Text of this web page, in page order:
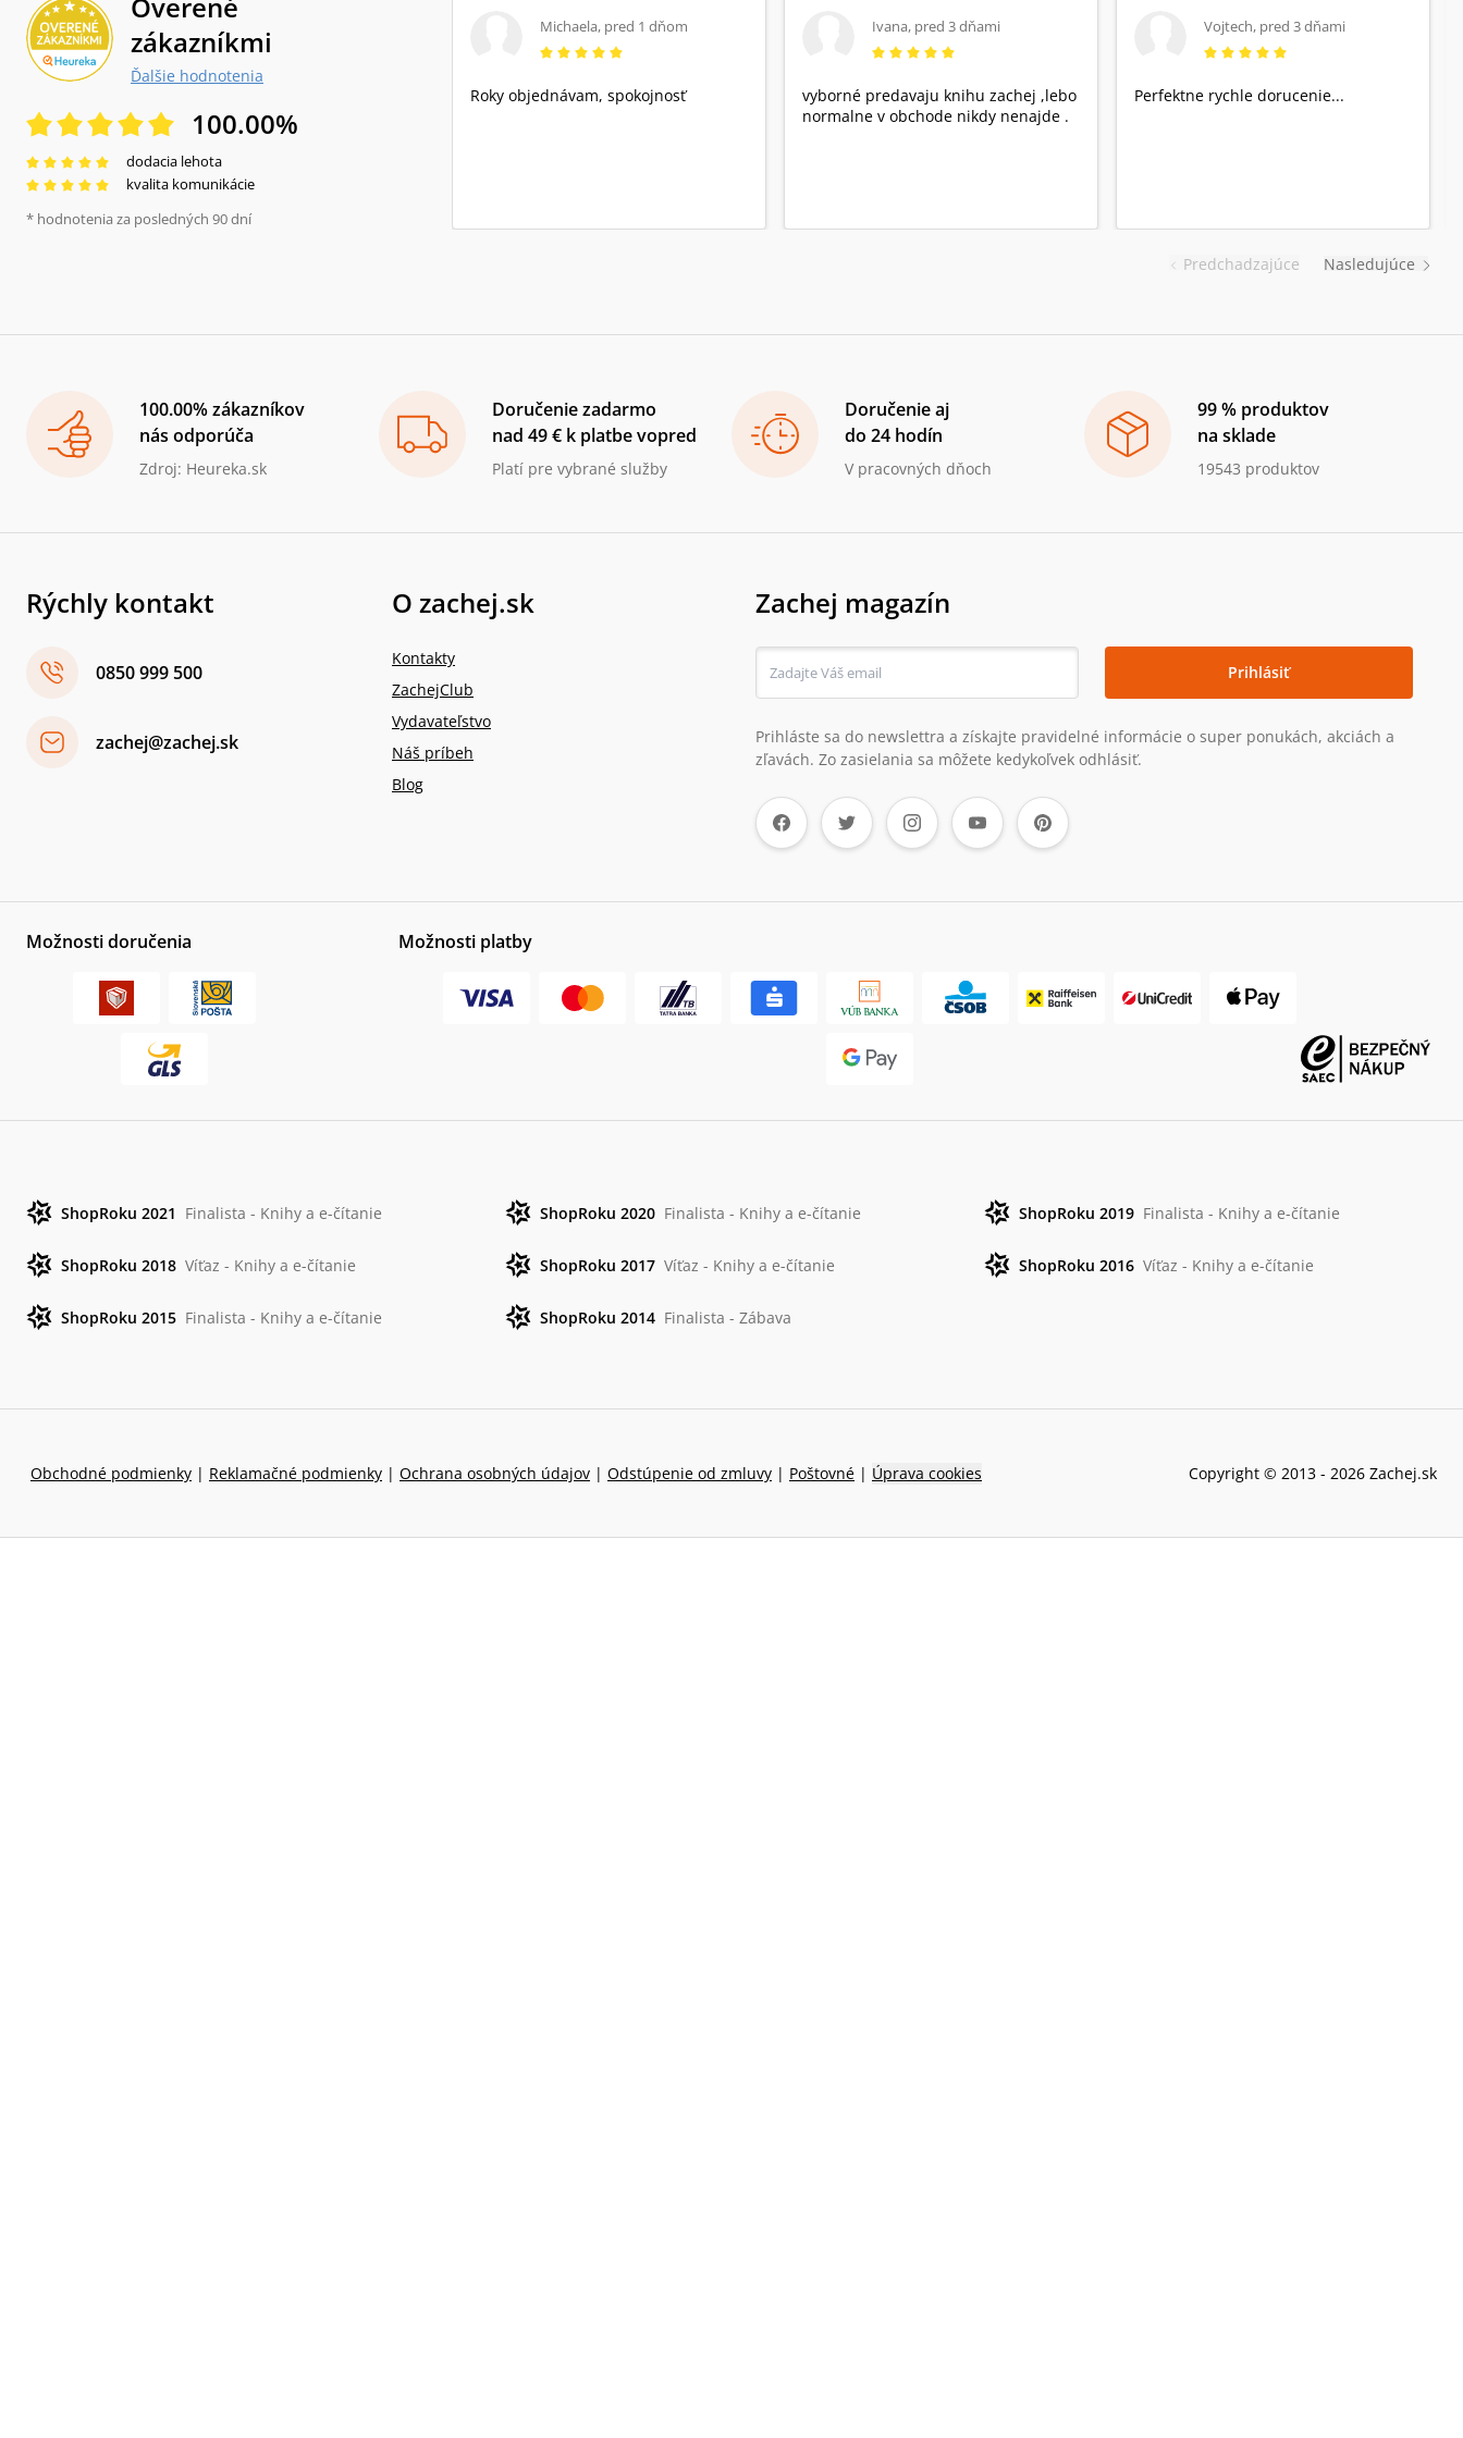
domácího odboje či partyzánského hnutí.
Chce jen několika osobními vzpomínkami
dějin...Vzpomínají PhDr. Jan Ondrovčák (autor
komentáře), pplk. v zál. Vasil Kiš, Adolf Starý,
Overené
zákazníkmi
Ďalšie hodnotenia
100.00%
dodacia lehota
kvalita komunikácie
* hodnotenia za posledných 90 dní
Predchadzajúce
Michaela, pred 1 dňom
Roky objednávam, spokojnosť
Ivana, pred 3 dňami
vyborné predavaju knihu zachej ,lebo
normalne v obchode nikdy nenajde .
Vojtech, pred 3 dňami
Perfektne rychle dorucenie...
Nasledujúce
100.00% zákazníkov
nás odporúča
Zdroj: Heureka.sk
Doručenie zadarmo
nad 49 € k platbe vopred
Platí pre vybrané služby
Doručenie aj
do 24 hodín
V pracovných dňoch
99 % produktov
na sklade
19543 produktov
Rýchly kontakt
0850 999 500
zachej@zachej.sk
O zachej.sk
Kontakty
ZachejClub
Vydavateľstvo
Náš príbeh
Blog
Zachej magazín
Prihlásiť
Prihláste sa do newslettra a získajte pravidelné informácie o super ponukách, akciách a
zľavách. Zo zasielania sa môžete kedykoľvek odhlásiť.
Možnosti doručenia Možnosti platby
ShopRoku 2021 Finalista - Knihy a e-čítanie ShopRoku 2020 Finalista - Knihy a e-čítanie ShopRoku 2019 Finalista - Knihy a e-čítanie
ShopRoku 2018 Víťaz - Knihy a e-čítanie ShopRoku 2017 Víťaz - Knihy a e-čítanie ShopRoku 2016 Víťaz - Knihy a e-čítanie
ShopRoku 2015 Finalista - Knihy a e-čítanie ShopRoku 2014 Finalista - Zábava
Obchodné podmienky | Reklamačné podmienky | Ochrana osobných údajov | Odstúpenie od zmluvy | Poštovné | Úprava cookies Copyright © 2013 - 2026 Zachej.sk